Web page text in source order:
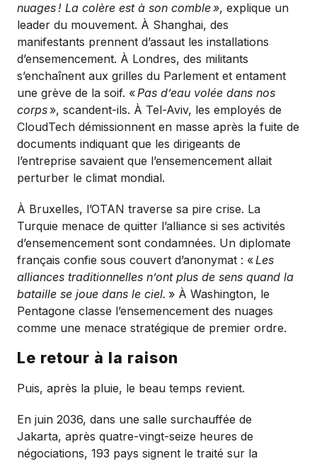
nuages! La colère est à son comble», explique un
leader du mouvement. À Shanghai, des
manifestants prennent d’assaut les installations
d’ensemencement. À Londres, des militants
s’enchaînent aux grilles du Parlement et entament
une grève de la soif. « Pas d’eau volée dans nos
corps », scandent-ils. À Tel-Aviv, les employés de
CloudTech démissionnent en masse après la fuite de
documents indiquant que les dirigeants de
l’entreprise savaient que l’ensemencement allait
perturber le climat mondial.
À Bruxelles, l’OTAN traverse sa pire crise. La
Turquie menace de quitter l’alliance si ses activités
d’ensemencement sont condamnées. Un diplomate
français confie sous couvert d’anonymat : « Les
alliances traditionnelles n’ont plus de sens quand la
bataille se joue dans le ciel. » À Washington, le
Pentagone classe l’ensemencement des nuages
comme une menace stratégique de premier ordre.
Le retour à la raison
Puis, après la pluie, le beau temps revient.
En juin 2036, dans une salle surchauffée de
Jakarta, après quatre-vingt-seize heures de
négociations, 193 pays signent le traité sur la